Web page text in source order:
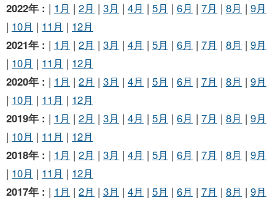
2022年 : | 1月 | 2月 | 3月 | 4月 | 5月 | 6月 | 7月 | 8月 | 9月
| 10月 | 11月 | 12月
2021年 : | 1月 | 2月 | 3月 | 4月 | 5月 | 6月 | 7月 | 8月 | 9月
| 10月 | 11月 | 12月
2020年 : | 1月 | 2月 | 3月 | 4月 | 5月 | 6月 | 7月 | 8月 | 9月
| 10月 | 11月 | 12月
2019年 : | 1月 | 2月 | 3月 | 4月 | 5月 | 6月 | 7月 | 8月 | 9月
| 10月 | 11月 | 12月
2018年 : | 1月 | 2月 | 3月 | 4月 | 5月 | 6月 | 7月 | 8月 | 9月
| 10月 | 11月 | 12月
2017年 : | 1月 | 2月 | 3月 | 4月 | 5月 | 6月 | 7月 | 8月 | 9月